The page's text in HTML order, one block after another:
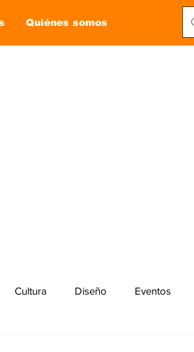
Quiénes somos
Cultura Diseño Eventos